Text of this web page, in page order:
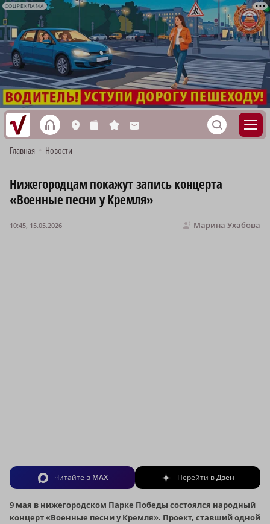
СОЦРЕКЛАМА
h L n s M S
Главная Новости
Нижегородцам покажут запись концерта
«Военные песни у Кремля»
Марина Ухабова
10:45, 15.05.2026
Читайте в MAX Перейти вДзен
9 мая в нижегородском Парке Победы состоялся народный
концерт «Военные песни у Кремля». Проект, ставший одной